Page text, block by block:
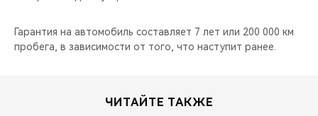
Гарантия на автомобиль составляет 7 лет или 200 000 км
пробега, в зависимости от того, что наступит ранее.
ЧИТАЙТЕ ТАКЖЕ